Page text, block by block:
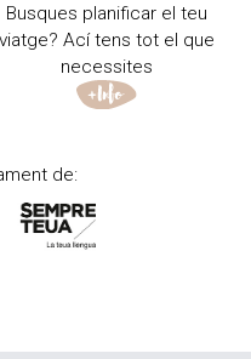
Busques planificar el teu
viatge? Ací tens tot el que
necessites
de: